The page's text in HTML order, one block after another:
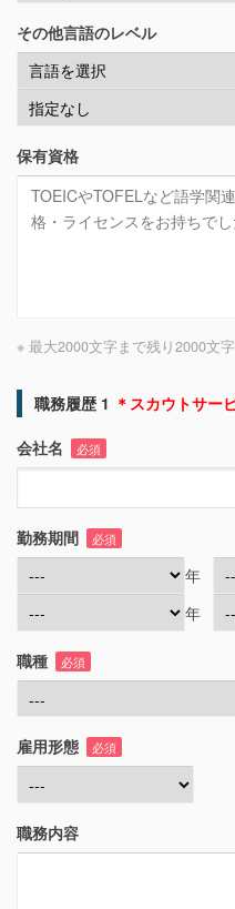
その他言語のレベル
保有資格
※ 最大2000文字まで残り2000文字
職務履歴 1 ＊スカウトサー
会社名
必須
勤務期間 必須
年
年
職種 必須
雇用形態 必須
職務内容